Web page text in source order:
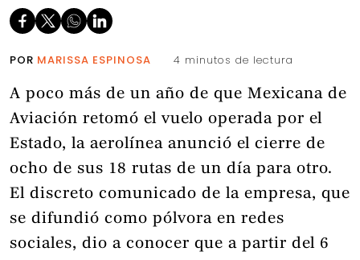
POR MARISSA ESPINOSA 4 minutos de lectura
A poco más de un año de que Mexicana de
Aviación retomó el vuelo operada por el
Estado, la aerolínea anunció el cierre de
ocho de sus 18 rutas de un día para otro.
El discreto comunicado de la empresa, que
se difundió como pólvora en redes
sociales, dio a conocer que a partir del 6